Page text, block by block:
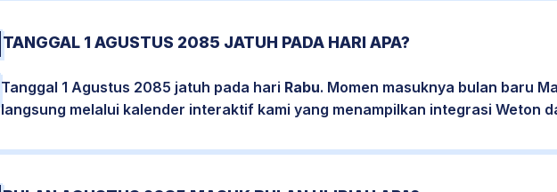
TANGGAL 1 AGUSTUS 2085 JATUH PADA HARI APA?
Tanggal 1 Agustus 2085 jatuh pada hari Rabu. Momen masuknya bulan baru
langsung melalui kalender interaktif kami yang menampilkan integrasi Weton